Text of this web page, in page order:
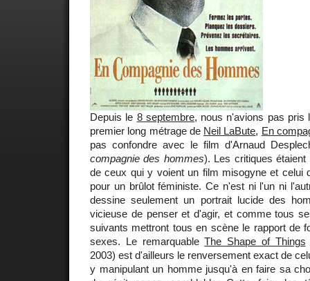
Depuis le 8 septembre, nous n'avions pas pris
premier long métrage de Neil LaBute, En
pas confondre avec le film d'Arnaud
compagnie des hommes). Les critiques
de ceux qui y voient un film misogyne et celui
pour un brûlot féministe. Ce n'est ni l'un ni
dessine seulement un portrait lucide des
vicieuse de penser et d'agir, et comme tous
suivants mettront tous en scène le rapport de
sexes. Le remarquableThe Shape of Things
2003) est d'ailleurs le renversement exact de
y manipulant un homme jusqu'à en faire sa